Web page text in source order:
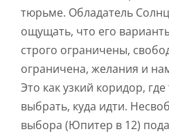
тюрьме. Обладатель
ощущать, что его
строго ограничены,
ограничена, желания и
Это как узкий коридор,
выбрать, куда идти.
выбора (Юпитер в 12)